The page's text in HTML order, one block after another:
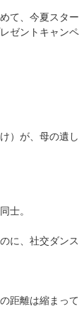
て、今夏スタ
ゼントキャン
）が、母の遺
士。
に、社交ダン
距離は縮まっ